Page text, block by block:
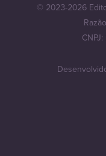
© 2023-2026